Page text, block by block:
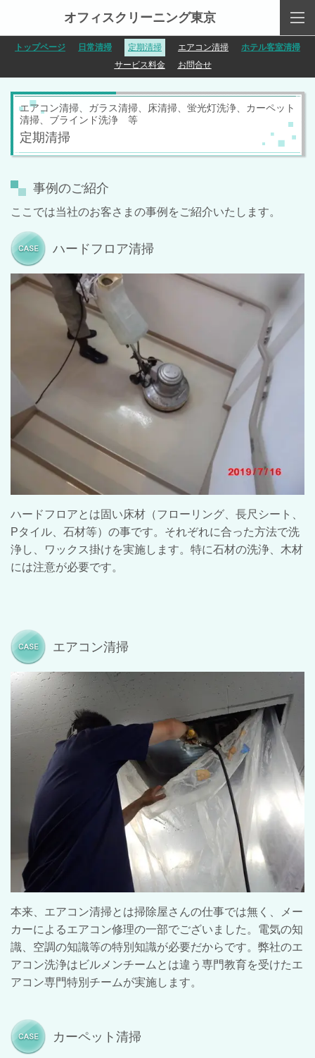
オフィスクリーニング東京
トップページ 日常清掃 定期清掃 エアコン清掃
ホテル客室清掃
サービス料金
お問合せ
エアコン清掃、ガラス清掃、床清掃、蛍光灯洗浄、カーペット
清掃、ブラインド洗浄 等
定期清掃
事例のご紹介
ここでは当社のお客さまの事例をご紹介いたします。
ハードフロア清掃
ハードフロアとは固い床材（フローリング、長尺シート、
Pタイル、石材等）の事です。それぞれに合った方法で洗
浄し、ワックス掛けを実施します。特に石材の洗浄、木材
には注意が必要です。
エアコン清掃
本来、エアコン清掃とは掃除屋さんの仕事では無く、メー
カーによるエアコン修理の一部でございました。電気の知
識、空調の知識等の特別知識が必要だからです。弊社のエ
アコン洗浄はビルメンチームとは違う専門教育を受けたエ
アコン専門特別チームが実施します。
カーペット清掃